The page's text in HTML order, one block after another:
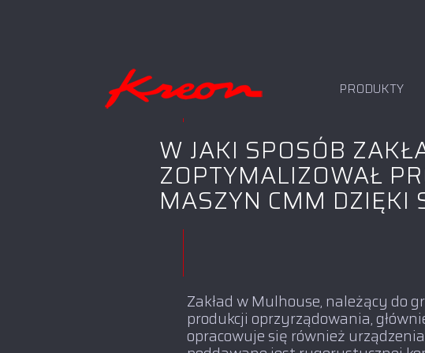
PRODUKTY
W JAKI SPOSÓB
ZOPTYMALIZOWAŁ
MASZYN CMM DZIĘKI
Zakład w Mulhouse, należący do
produkcji oprzyrządowania,
opracowuje się również